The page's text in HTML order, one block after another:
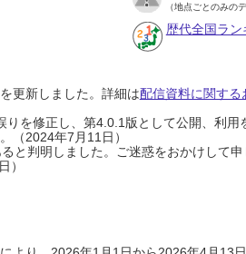
（地点ごとのみの
歴代全国ラン
更新しました。詳細は配信資料に関する
を修正し、第4.0.1版として公開、利
（2024年7月11日）
と判明しました。ご迷惑をおかけして
）